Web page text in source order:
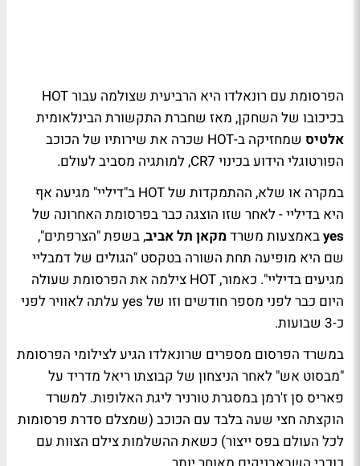
הפרסומת עם רונאלדו היא הרביעית שצולמה עבור HOT
בכיכובו של השחקן, מאז שחברת התקשורת הבינלאומית
אלטיס
שמחזיקה ב-HOT שכרה את שירותיו של הכוכב
הפורטוגלי הידוע בכינוי CR7, למותגיה מסביב לעולם.
במקרה או שלא, ההתמקדות של HOT ב"דיליי" מגיעה אף
היא בדיליי - לאחר שזו הוצגה כבר בפרסומת האחרונה של
yesבאמצעות משרד מקאן תל אביב, בשפת "הצרפתים",
שם היא מופיעה תחת השורה בטקסט "הגולים של דמבליי
מגיעים בדיליי". כאמור, HOT צילמה את הפרסומת שעולה
היום כבר לפני מספר חודשים וזו של yes עלתה לאוויר לפני
כ-3 שבועות.
במשרד הפרסום מספרים שרונאלדו הגיע לצילומי הפרסומת
"מבסוט אש" לאחר הניצחון של קבוצתו ריאל מדריד על
פאריס סן ז'רמן במסגרת טורניר ליגת האלופות. למשרד
הוקצתה חצי שעה בלבד עם הכוכב (שמצלם סדרת פרסומות
לכל העולם בפס ייצור) כשאת ההשלמות צילם הצוות עם